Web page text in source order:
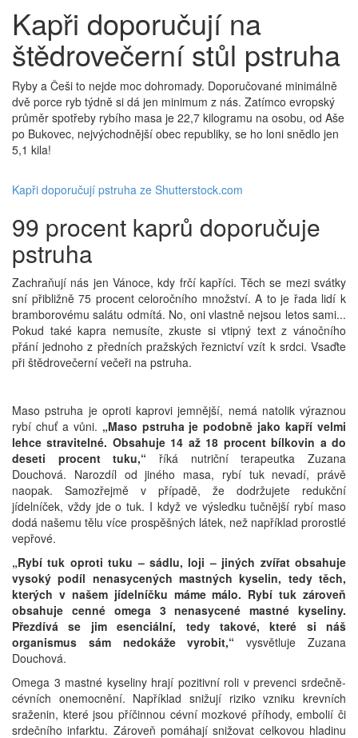
Kapři doporučují na
štědrovečerní stůl pstruha
Ryby a Češi to nejde moc dohromady. Doporučované minimálně
dvě porce ryb týdně si dá jen minimum z nás. Zatímco evropský
průměr spotřeby rybího masa je 22,7 kilogramu na osobu, od Aše
po Bukovec, nejvýchodnější obec republiky, se ho loni snědlo jen
5,1 kila!
Kapři doporučují pstruha ze Shutterstock.com
99 procent kaprů doporučuje
pstruha
Zachraňují nás jen Vánoce, kdy frčí kapříci. Těch se mezi svátky
sní přibližně 75 procent celoročního množství. A to je řada lidí k
bramborovému salátu odmítá. No, oni vlastně nejsou letos sami...
Pokud také kapra nemusíte, zkuste si vtipný text z vánočního
přání jednoho z předních pražských řeznictví vzít k srdci. Vsaďte
při štědrovečerní večeři na pstruha.
Maso pstruha je oproti kaprovi jemnější, nemá natolik výraznou
rybí chuť a vůni. „Maso pstruha je podobně jako kapří velmi
lehce stravitelné. Obsahuje 14 až 18 procent bílkovin a do
deseti procent tuku,“ říká nutriční terapeutka Zuzana
Douchová. Narozdíl od jiného masa, rybí tuk nevadí, právě
naopak. Samozřejmě v případě, že dodržujete redukční
jídelníček, vždy jde o tuk. I když ve výsledku tučnější rybí maso
dodá našemu tělu více prospěšných látek, než například prorostlé
vepřové.
„Rybí tuk oproti tuku – sádlu, loji – jiných zvířat obsahuje
vysoký podíl nenasycených mastných kyselin, tedy těch,
kterých v našem jídelníčku máme málo. Rybí tuk zároveň
obsahuje cenné omega 3 nenasycené mastné kyseliny.
Přezdívá se jim esenciální, tedy takové, které si náš
organismus sám nedokáže vyrobit,“ vysvětluje Zuzana
Douchová.
Omega 3 mastné kyseliny hrají pozitivní roli v prevenci srdečně-
cévních onemocnění. Například snižují riziko vzniku krevních
sraženin, které jsou příčinnou cévní mozkové příhody, embolií či
srdečního infarktu. Zároveň pomáhají snižovat celkovou hladinu